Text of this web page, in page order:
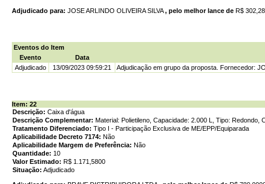
Adjudicado para: JOSE ARLINDO OLIVEIRA SILVA, pelo melhor lance de R$
Eventos do Item
Evento
Data
Adjudicado
13/09/2023 09:59:21 Adjudicação em grupo da proposta. Fornecedor:
Item: 22
Descrição: Caixa d'água
Descrição Complementar: Material: Polietileno, Capacidade: 2.000 L, Tipo: Redondo,
Tratamento Diferenciado: Tipo I - Participação Exclusiva de ME/EPP/Equiparada
Aplicabilidade Decreto 7174: Não
Aplicabilidade Margem de Preferência: Não
Quantidade: 10
Valor Estimado: R$ 1.171,5800
Situação: Adjudicado